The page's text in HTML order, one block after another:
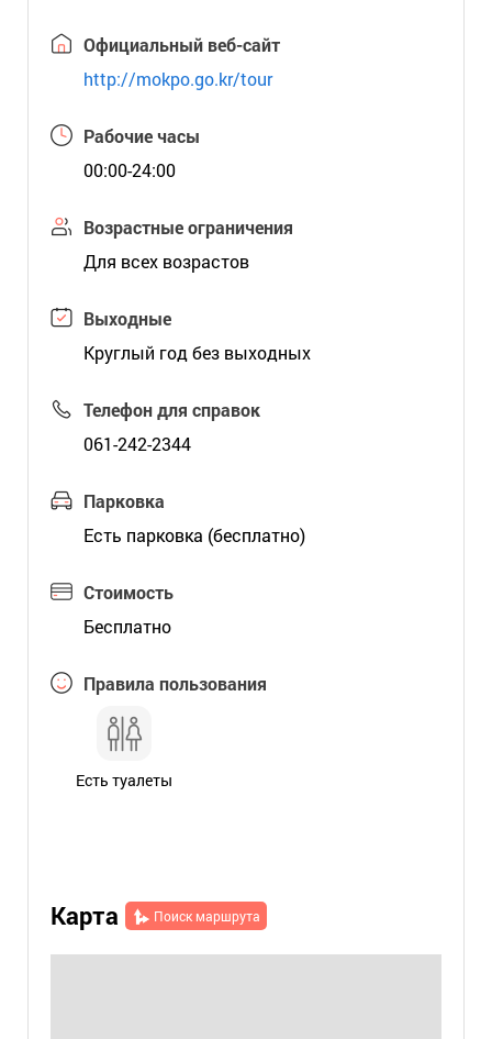
Официальный веб-сайт
http://mokpo.go.kr/tour
Рабочие часы
00:00-24:00
Возрастные ограничения
Для всех возрастов
Выходные
Круглый год без выходных
Телефон для справок
061-242-2344
Парковка
Есть парковка (бесплатно)
Стоимость
Бесплатно
Правила пользования
Есть туалеты
Карта Поиск маршрута